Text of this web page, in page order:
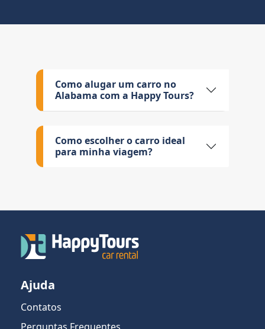
Como alugar um carro no
Alabama com a Happy Tours?
Como escolher o carro ideal
para minha viagem?
Ajuda
Contatos